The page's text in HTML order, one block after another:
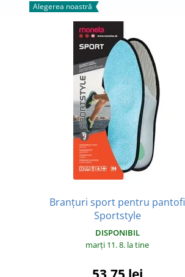
Alegerea noastră
Branțuri sport pentru pantofi
Sportstyle
DISPONIBIL
marți 11. 8. la tine